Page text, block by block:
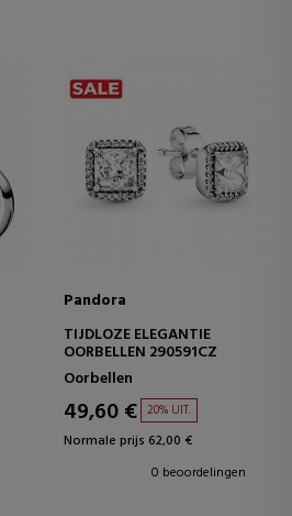
Pandora
TIJDLOZE ELEGANTIE
OORBELLEN 290591CZ
Oorbellen
49,60 € 20% UIT.
Normale prijs 62,00 €
0 beoordelingen